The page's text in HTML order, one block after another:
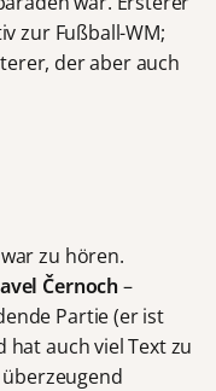
zur Fußball-WM;
der aber auch
zu hören.
Černoch–
Partie (er ist
auch viel Text zu